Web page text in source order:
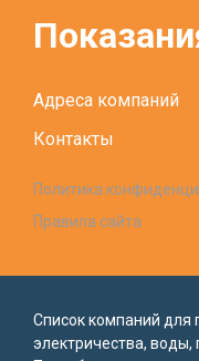
Адреса компаний
Контакты
Политика
Правила сайта
Список компаний для
электричества, воды,